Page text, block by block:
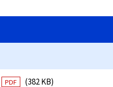
PDF (382 KB)